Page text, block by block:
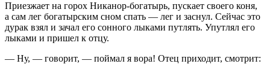
Приезжает на горох Никанор-богатырь, пускает своего коня,
а сам лег богатырским сном спать — лег и заснул. Сейчас это
дурак взял и зачал его сонного лыками путлять. Упутлял его
лыками и пришел к отцу.
— Ну, — говорит, — поймал я вора! Отец приходит, смотрит: